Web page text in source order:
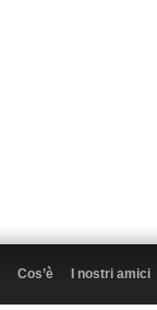
Cos’è I nostri amici